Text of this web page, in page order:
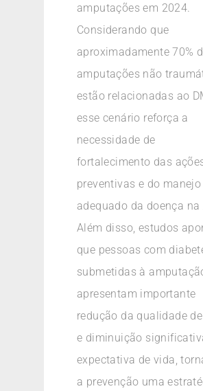
amputações em 2024.
Considerando que
aproximadamente 70%
amputações não
estão relacionadas ao
esse cenário reforça a
necessidade de
fortalecimento das
preventivas e do manejo
adequado da doença na
Além disso, estudos
que pessoas com
submetidas à
apresentam importante
redução da qualidade
e diminuição
expectativa de vida,
a prevenção uma